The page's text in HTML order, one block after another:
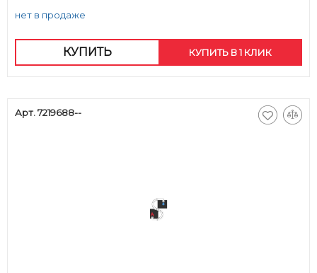
нет в продаже
КУПИТЬ КУПИТЬ В 1 КЛИК
Арт. 7219688--